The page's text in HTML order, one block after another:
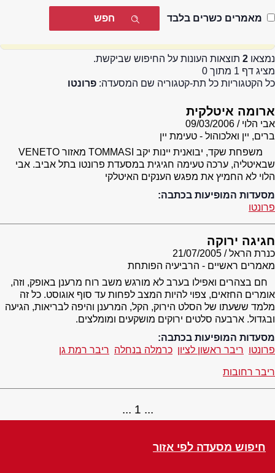
מאמרים כשרים בלבד
נמצאו 2 תוצאות העונות על החיפוש שביקשת.
מציג דף 1 מתוך 0
כל הקטגוריות כל תת-קטגוריה שם המסעדה: פרונטו
ארומה איטלקית
אבי הלוי
09/03/2006
ברים, יין ואלכוהול - טעימת יין
משפחת שקד, יבואנית יינות יקב TOMMASI מאזור VENETO
שבאיטליה, ערכה טעימה חגיגית במסעדת פרונטו בתל אביב. אבי
הלוי לא החמיץ את מפגש הענקים האיטלקי
מסעדות המופיעות בכתבה:
פרונטו
חגיגה ירוקה
כנרת הראל
21/07/2005
מאמרים ראשיים - הרביעיה הפותחת
חם בצהרים ואפילו בערב לא מורגש משב רוח מרענן באופק, וזה,
אומרים החזאים, צפוי להיות המצב לפחות עד סוף אוגוסט. כל זה
מלמד ששעתו של הסלט הירוק, הקל, המרענן והיפה לבריאות, הגיעה
ובגדול. ארבעה סלטים ירוקים מושקעים ומומלצים.
מסעדות המופיעות בכתבה:
פרונטו ריבר ראשון לציון כרמלה בנחלה ריבר רמת גן
ריבר רחובות
1
חיפוש מסעדה לפי אזור